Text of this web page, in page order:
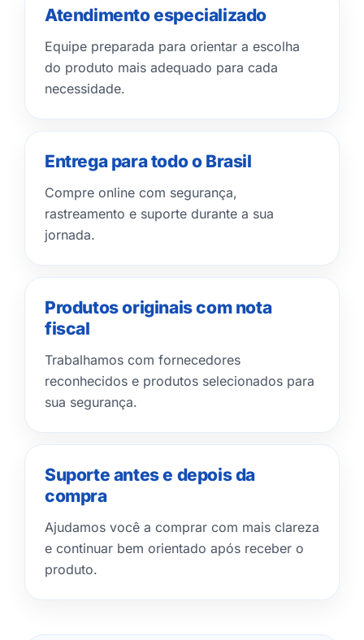
Atendimento especializado
Equipe preparada para orientar a escolha
do produto mais adequado para cada
necessidade.
Entrega para todo o Brasil
Compre online com segurança,
rastreamento e suporte durante a sua
jornada.
Produtos originais com nota
fiscal
Trabalhamos com fornecedores
reconhecidos e produtos selecionados para
sua segurança.
Suporte antes e depois da
compra
Ajudamos você a comprar com mais clareza
e continuar bem orientado após receber o
produto.